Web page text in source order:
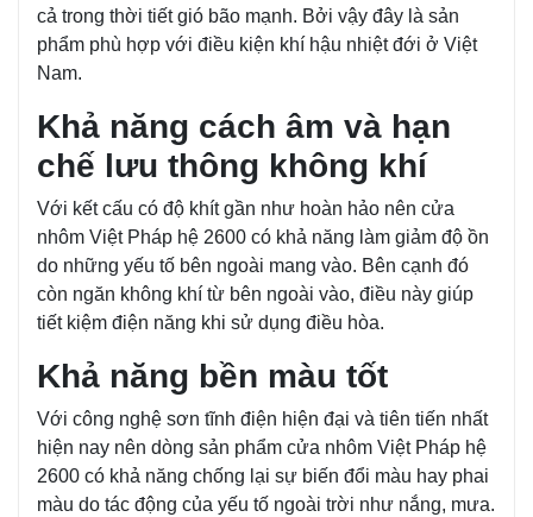
cả trong thời tiết gió bão mạnh. Bởi vậy đây là sản
phẩm phù hợp với điều kiện khí hậu nhiệt đới ở Việt
Nam.
Khả năng cách âm và hạn
chế lưu thông không khí
Với kết cấu có độ khít gần như hoàn hảo nên cửa
nhôm Việt Pháp hệ 2600 có khả năng làm giảm độ ồn
do những yếu tố bên ngoài mang vào. Bên cạnh đó
còn ngăn không khí từ bên ngoài vào, điều này giúp
tiết kiệm điện năng khi sử dụng điều hòa.
Khả năng bền màu tốt
Với công nghệ sơn tĩnh điện hiện đại và tiên tiến nhất
hiện nay nên dòng sản phẩm cửa nhôm Việt Pháp hệ
2600 có khả năng chống lại sự biến đổi màu hay phai
màu do tác động của yếu tố ngoài trời như nắng, mưa.